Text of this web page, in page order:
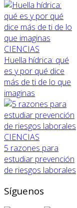
CIENCIAS
Huella hídrica: qué
es y por qué dice
más de ti de lo que
imaginas
CIENCIAS
5 razones para
estudiar prevención
de riesgos laborales
Síguenos